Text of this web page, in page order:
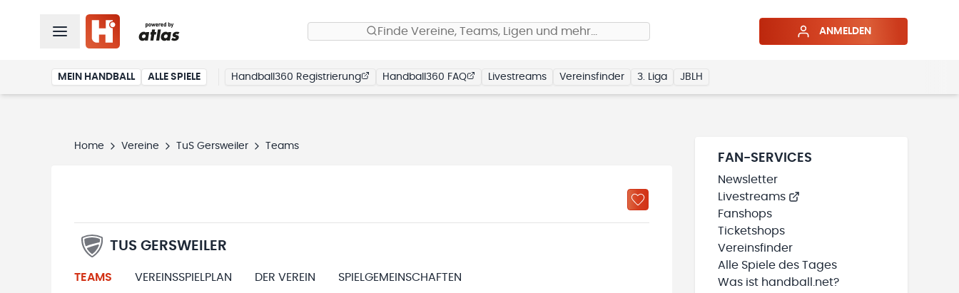
Finde Vereine, Teams, Ligen und mehr… ANMELDEN
MEIN HANDBALL ALLE SPIELE Handball360 Registrierung Handball360 FAQ Livestreams Vereinsfinder 3. Liga JBLH
Home Vereine TuS Gersweiler Teams
TUS GERSWEILER
TEAMS VEREINSSPIELPLAN DER VEREIN SPIELGEMEINSCHAFTEN
FAN-SERVICES
Newsletter
Livestreams
Fanshops
Ticketshops
Vereinsfinder
Alle Spiele des Tages
Was ist handball.net?